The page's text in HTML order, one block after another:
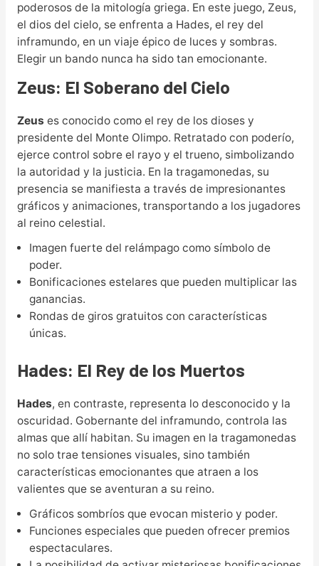
poderosos de la mitología griega. En este juego, Zeus,
el dios del cielo, se enfrenta a Hades, el rey del
inframundo, en un viaje épico de luces y sombras.
Elegir un bando nunca ha sido tan emocionante.
Zeus: El Soberano del Cielo
Zeus es conocido como el rey de los dioses y
presidente del Monte Olimpo. Retratado con poderío,
ejerce control sobre el rayo y el trueno, simbolizando
la autoridad y la justicia. En la tragamonedas, su
presencia se manifiesta a través de impresionantes
gráficos y animaciones, transportando a los jugadores
al reino celestial.
Imagen fuerte del relámpago como símbolo de
poder.
Bonificaciones estelares que pueden multiplicar las
ganancias.
Rondas de giros gratuitos con características
únicas.
Hades: El Rey de los Muertos
Hades, en contraste, representa lo desconocido y la
oscuridad. Gobernante del inframundo, controla las
almas que allí habitan. Su imagen en la tragamonedas
no solo trae tensiones visuales, sino también
características emocionantes que atraen a los
valientes que se aventuran a su reino.
Gráficos sombríos que evocan misterio y poder.
Funciones especiales que pueden ofrecer premios
espectaculares.